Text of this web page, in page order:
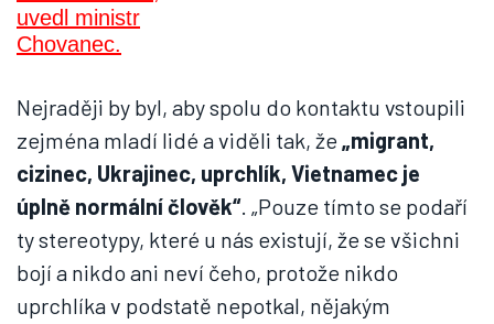
Nejraději by byl, aby spolu do kontaktu vstoupili
zejména mladí lidé a viděli tak, že„migrant,
cizinec, Ukrajinec, uprchlík, Vietnamec je
úplně normální člověk“. „Pouze tímto se podaří
ty stereotypy, které u nás existují, že se všichni
bojí a nikdo ani neví čeho, protože nikdo
uprchlíka v podstatě nepotkal, nějakým